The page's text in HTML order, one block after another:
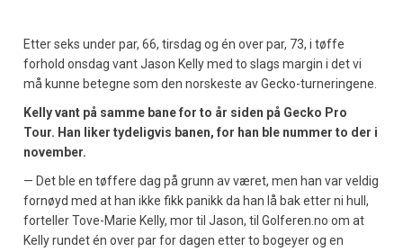
Etter seks under par, 66, tirsdag og én over par, 73, i tøffe
forhold onsdag vant Jason Kelly med to slags margin i det vi
må kunne betegne som den norskeste av Gecko-turneringene.
Kelly vant på samme bane for to år siden på Gecko Pro
Tour. Han liker tydeligvis banen, for han ble nummer to der i
november.
— Det ble en tøffere dag på grunn av været, men han var veldig
fornøyd med at han ikke fikk panikk da han lå bak etter ni hull,
forteller Tove-Marie Kelly, mor til Jason, til Golferen.no om at
Kelly rundet én over par for dagen etter to bogeyer og en